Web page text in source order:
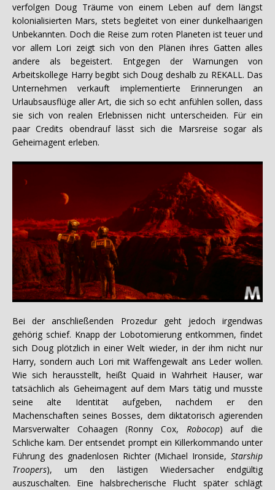
verfolgen Doug Träume von einem Leben auf dem längst
kolonialisierten Mars, stets begleitet von einer dunkelhaarigen
Unbekannten. Doch die Reise zum roten Planeten ist teuer und
vor allem Lori zeigt sich von den Plänen ihres Gatten alles
andere als begeistert. Entgegen der Warnungen von
Arbeitskollege Harry begibt sich Doug deshalb zu REKALL. Das
Unternehmen verkauft implementierte Erinnerungen an
Urlaubsausflüge aller Art, die sich so echt anfühlen sollen, dass
sie sich von realen Erlebnissen nicht unterscheiden. Für ein
paar Credits obendrauf lässt sich die Marsreise sogar als
Geheimagent erleben.
Bei der anschließenden Prozedur geht jedoch irgendwas
gehörig schief. Knapp der Lobotomierung entkommen, findet
sich Doug plötzlich in einer Welt wieder, in der ihm nicht nur
Harry, sondern auch Lori mit Waffengewalt ans Leder wollen.
Wie sich herausstellt, heißt Quaid in Wahrheit Hauser, war
tatsächlich als Geheimagent auf dem Mars tätig und musste
seine alte Identität aufgeben, nachdem er den
Machenschaften seines Bosses, dem diktatorisch agierenden
Marsverwalter Cohaagen (Ronny Cox, Robocop) auf die
Schliche kam. Der entsendet prompt ein Killerkommando unter
Führung des gnadenlosen Richter (Michael Ironside, Starship
Troopers), um den lästigen Wiedersacher endgültig
auszuschalten. Eine halsbrecherische Flucht später schlägt